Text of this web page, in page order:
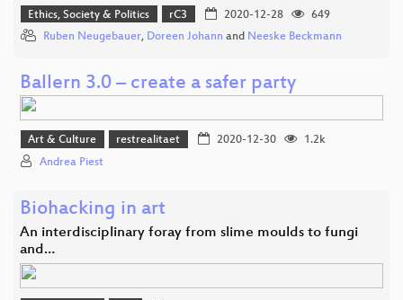
Ethics, Society & Politics rC3 2020-12-28
649
Ruben Neugebauer, Doreen Johann and Neeske Beckmann
Ballern 3.0 – create a safer party
Art & Culture restrealitaet 2020-12-30
1.2k
Andrea Piest
Biohacking in art
An interdisciplinary foray from slime moulds to fungi
and…